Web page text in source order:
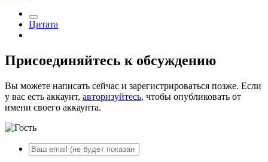
Цитата
Присоединяйтесь к обсуждению
Вы можете написать сейчас и зарегистрироваться позже. Если
у вас есть аккаунт, авторизуйтесь, чтобы опубликовать от
имени своего аккаунта.